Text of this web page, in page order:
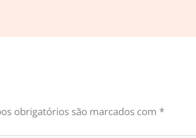
obrigatórios são marcados com*